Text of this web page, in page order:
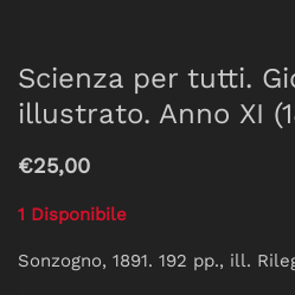
Scienza per tutti.
illustrato. Anno XI
€25,00
1 Disponibile
Sonzogno, 1891. 192 pp., ill.